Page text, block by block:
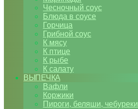
Чесночный соус
Блюда в соусе
Горчица
Грибной соус
К мясу
К птице
К рыбе
К салату
ВЫПЕЧКА
Вафли
Коржики
Пироги, беляши, чебуреки